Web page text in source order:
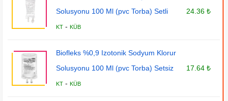
Solusyonu 100 Ml (pvc Torba) Setli
KT -KÜB
24.36 ₺
Biofleks %0,9 Izotonik Sodyum Klorur
Solusyonu 100 Ml (pvc Torba) Setsiz
KT -KÜB
17.64 ₺